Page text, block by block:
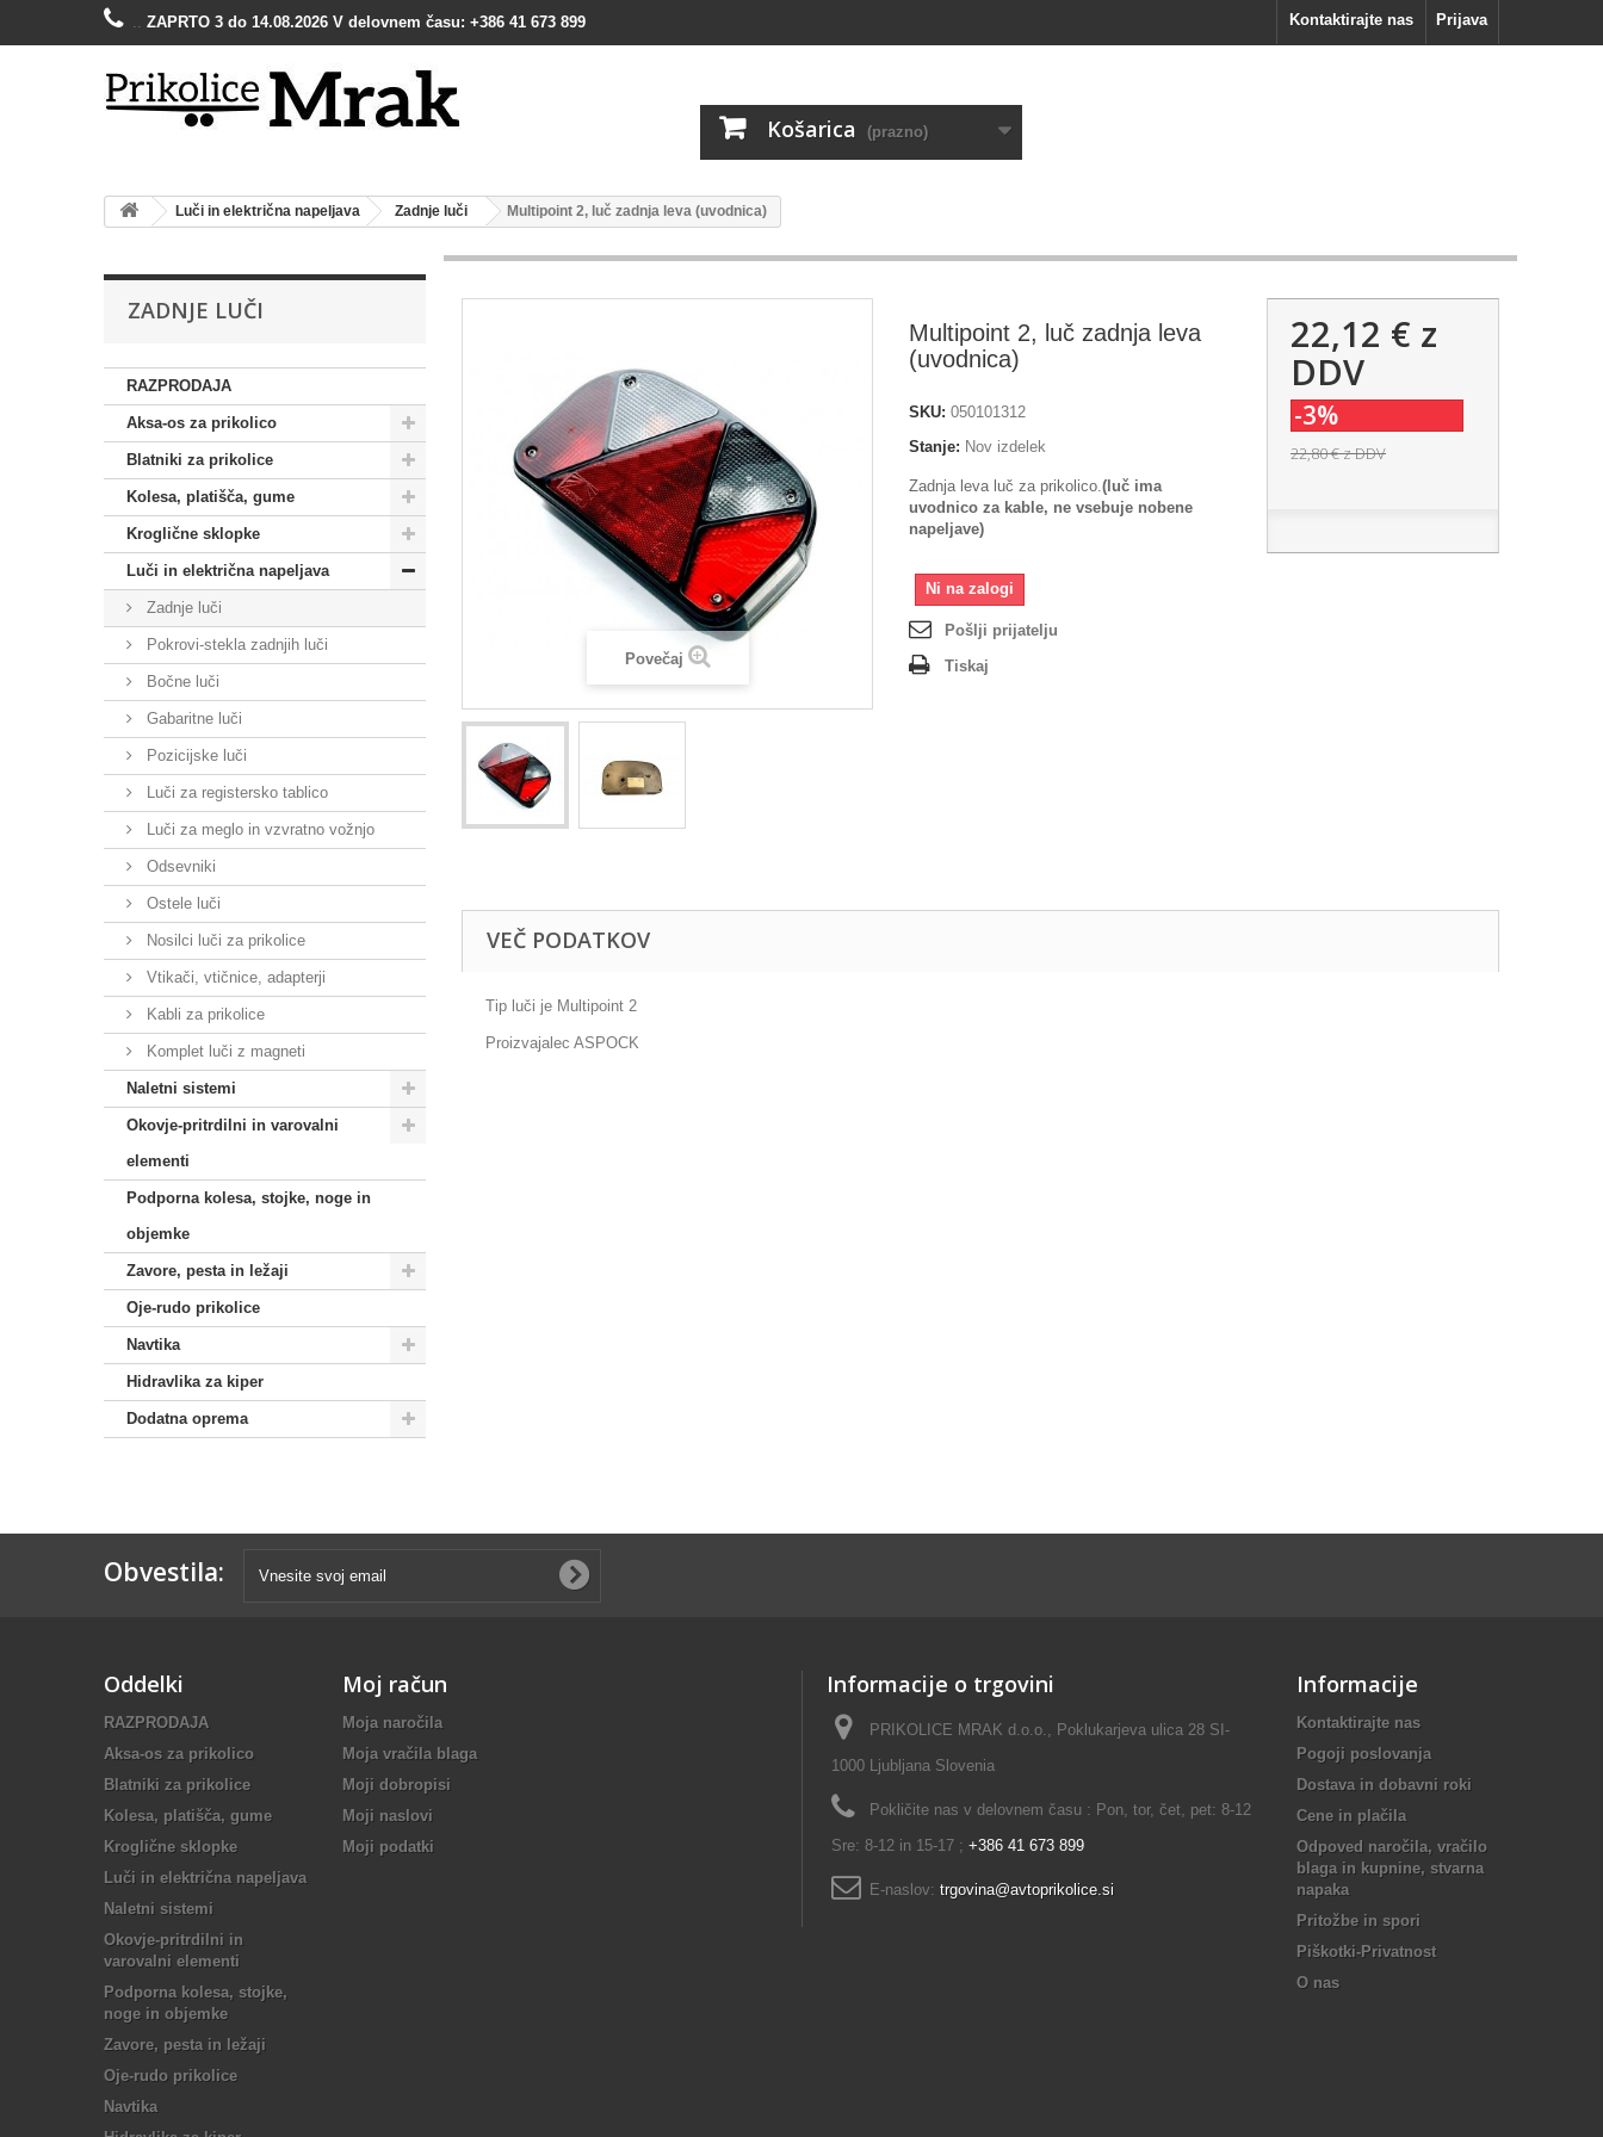
Prijava
Kontaktirajte nas
.. ZAPRTO 3 do 14.08.2026 V delovnem času: +386 41 673 899
Košarica (prazno)
Luči in električna napeljava Zadnje luči Multipoint 2, luč zadnja leva (uvodnica)
ZADNJE LUČI
RAZPRODAJA
Aksa-os za prikolico
Blatniki za prikolice
Kolesa, platišča, gume
Kroglične sklopke
Luči in električna napeljava
Zadnje luči
Pokrovi-stekla zadnjih luči
Bočne luči
Gabaritne luči
Pozicijske luči
Luči za registersko tablico
Luči za meglo in vzvratno vožnjo
Odsevniki
Ostele luči
Nosilci luči za prikolice
Vtikači, vtičnice, adapterji
Kabli za prikolice
Komplet luči z magneti
Naletni sistemi
Okovje-pritrdilni in varovalni
elementi
Podporna kolesa, stojke, noge in
objemke
Zavore, pesta in ležaji
Oje-rudo prikolice
Navtika
Hidravlika za kiper
Dodatna oprema
Povečaj
Multipoint 2, luč zadnja leva
(uvodnica)
SKU: 050101312
Stanje: Nov izdelek
Zadnja leva luč za prikolico.(luč ima
uvodnico za kable, ne vsebuje nobene
napeljave)
Ni na zalogi
Pošlji prijatelju
Tiskaj
22,12 € z
DDV
-3%
22,80 €z DDV
VEČ PODATKOV
Tip luči je Multipoint 2
Proizvajalec ASPOCK
Obvestila:
Oddelki
RAZPRODAJA
Aksa-os za prikolico
Blatniki za prikolice
Kolesa, platišča, gume
Kroglične sklopke
Luči in električna napeljava
Naletni sistemi
Okovje-pritrdilni in
varovalni elementi
Podporna kolesa, stojke,
noge in objemke
Zavore, pesta in ležaji
Oje-rudo prikolice
Navtika
Moj račun
Moja naročila
Moja vračila blaga
Moji dobropisi
Moji naslovi
Moji podatki
Informacije o trgovini
PRIKOLICE MRAK d.o.o., Poklukarjeva ulica 28 SI-
1000 Ljubljana Slovenia
Pokličite nas v delovnem času : Pon, tor, čet, pet: 8-12
Sre: 8-12 in 15-17 ; +386 41 673 899
E-naslov: trgovina@avtoprikolice.si
Informacije
Kontaktirajte nas
Pogoji poslovanja
Dostava in dobavni roki
Cene in plačila
Odpoved naročila, vračilo
blaga in kupnine, stvarna
napaka
Pritožbe in spori
Piškotki-Privatnost
O nas